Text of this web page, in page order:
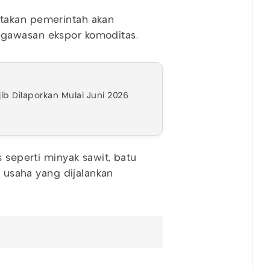
pemerintah akan
ekspor komoditas.
Dilaporkan Mulai Juni 2026
seperti minyak sawit, batu
yang dijalankan